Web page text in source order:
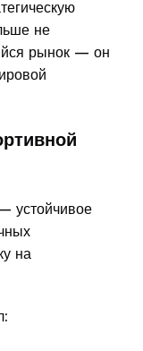
не
рынок — он
устойчивое
на